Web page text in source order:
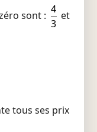
sont :
4
3
et
tous ses prix